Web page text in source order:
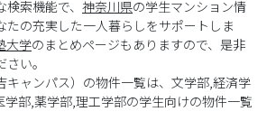
索機能で、 神奈川県の学生マンション情
たの充実した一人暮らしをサポートしま
大学のまとめページもありますので、是非
い。
キャンパス）の物件一覧は、 文学部,経済学
部,薬学部,理工学部の学生向けの物件一覧